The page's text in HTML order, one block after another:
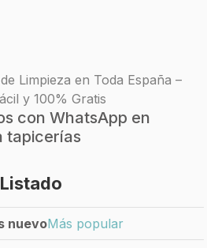
Limpieza en Toda España –
y 100% Gratis
con WhatsApp en
tapicerías
Listado
nuevoMás popular